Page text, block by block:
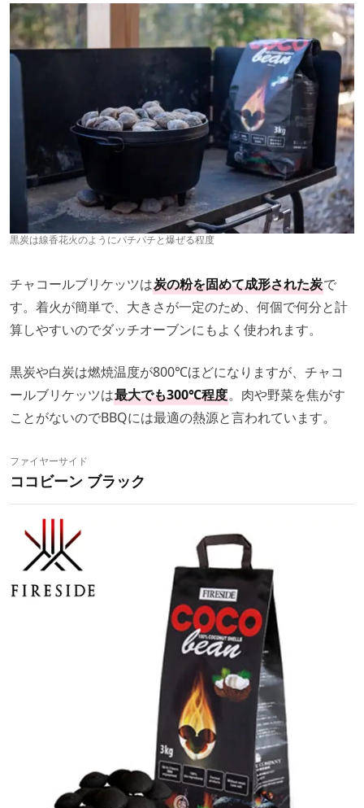
黒炭は線香花火のようにパチパチと爆ぜる程度
チャコールブリケッツは炭の粉を固めて成形された炭で
す。着火が簡単で、大きさが一定のため、何個で何分と計
算しやすいのでダッチオーブンにもよく使われます。
黒炭や白炭は燃焼温度が800℃ほどになりますが、チャコ
ールブリケッツは最大でも300℃程度。肉や野菜を焦がす
ことがないのでBBQには最適の熱源と言われています。
ファイヤーサイド
ココビーン ブラック